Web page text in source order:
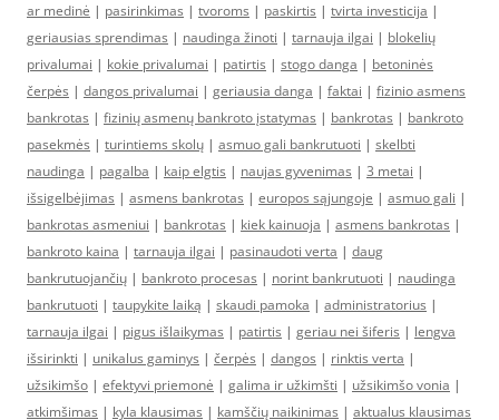
ar medinė | pasirinkimas | tvoroms | paskirtis | tvirta investicija |
geriausias sprendimas | naudinga žinoti | tarnauja ilgai | blokelių
privalumai | kokie privalumai | patirtis | stogo danga | betoninės
čerpės | dangos privalumai | geriausia danga | faktai | fizinio asmens
bankrotas | fizinių asmenų bankroto įstatymas | bankrotas | bankroto
pasekmės | turintiems skolų | asmuo gali bankrutuoti | skelbti
naudinga | pagalba | kaip elgtis | naujas gyvenimas | 3 metai |
išsigelbėjimas | asmens bankrotas | europos sąjungoje | asmuo gali |
bankrotas asmeniui | bankrotas | kiek kainuoja | asmens bankrotas |
bankroto kaina | tarnauja ilgai | pasinaudoti verta | daug
bankrutuojančių | bankroto procesas | norint bankrutuoti | naudinga
bankrutuoti | taupykite laiką | skaudi pamoka | administratorius |
tarnauja ilgai | pigus išlaikymas | patirtis | geriau nei šiferis | lengva
išsirinkti | unikalus gaminys | čerpės | dangos | rinktis verta |
užsikimšo | efektyvi priemonė | galima ir užkimšti | užsikimšo vonia |
atkimšimas | kyla klausimas | kamščių naikinimas | aktualus klausimas